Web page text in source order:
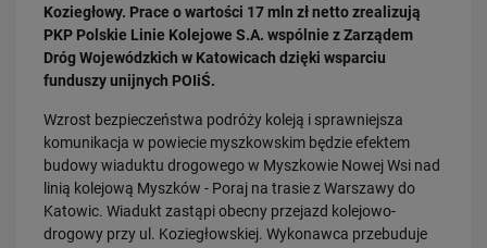
Koziegłowy. Prace o wartości 17 mln zł netto zrealizują
PKP Polskie Linie Kolejowe S.A. wspólnie z Zarządem
Dróg Wojewódzkich w Katowicach dzięki wsparciu
funduszy unijnych POIiŚ.
Wzrost bezpieczeństwa podróży koleją i sprawniejsza
komunikacja w powiecie myszkowskim będzie efektem
budowy wiaduktu drogowego w Myszkowie Nowej Wsi nad
linią kolejową Myszków - Poraj na trasie z Warszawy do
Katowic. Wiadukt zastąpi obecny przejazd kolejowo-
drogowy przy ul. Koziegłowskiej. Wykonawca przebuduje
31.07.2026
Dobre zmiany dla mieszkańców Katowic. Gotowy jest ważny wiadukt